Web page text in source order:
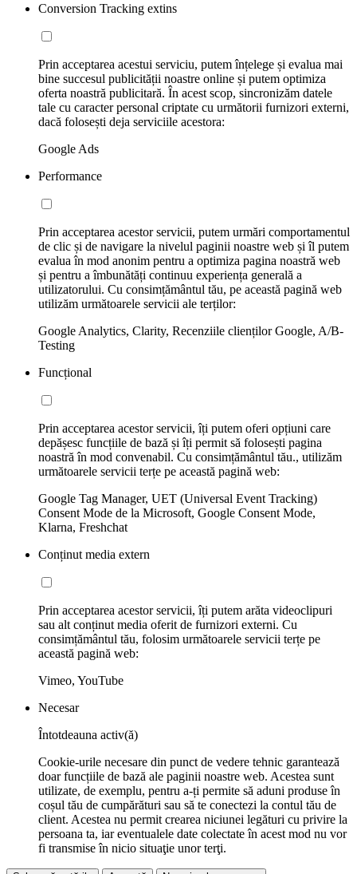
Conversion Tracking extins
Prin acceptarea acestui serviciu, putem înțelege și evalua mai
bine succesul publicității noastre online și putem optimiza
oferta noastră publicitară. În acest scop, sincronizăm datele
tale cu caracter personal criptate cu următorii furnizori externi,
dacă folosești deja serviciile acestora:
Google Ads
Performance
Prin acceptarea acestor servicii, putem urmări comportamentul
de clic și de navigare la nivelul paginii noastre web și îl putem
evalua în mod anonim pentru a optimiza pagina noastră web
și pentru a îmbunătăți continuu experiența generală a
utilizatorului. Cu consimțământul tău, pe această pagină web
utilizăm următoarele servicii ale terților:
Google Analytics, Clarity, Recenziile clienților Google, A/B-
Testing
Funcțional
Prin acceptarea acestor servicii, îți putem oferi opțiuni care
depășesc funcțiile de bază și îți permit să folosești pagina
noastră în mod convenabil. Cu consimțământul tău., utilizăm
următoarele servicii terțe pe această pagină web:
Google Tag Manager, UET (Universal Event Tracking)
Consent Mode de la Microsoft, Google Consent Mode,
Klarna, Freshchat
Conținut media extern
Prin acceptarea acestor servicii, îți putem arăta videoclipuri
sau alt conținut media oferit de furnizori externi. Cu
consimțământul tău, folosim următoarele servicii terțe pe
această pagină web:
Vimeo, YouTube
Necesar
Întotdeauna activ(ă)
Cookie-urile necesare din punct de vedere tehnic garantează
doar funcțiile de bază ale paginii noastre web. Acestea sunt
utilizate, de exemplu, pentru a-ți permite să aduni produse în
coșul tău de cumpărături sau să te conectezi la contul tău de
client. Acestea nu permit crearea niciunei legături cu privire la
persoana ta, iar eventualele date colectate în acest mod nu vor
fi transmise în nicio situaţie unor terţi.